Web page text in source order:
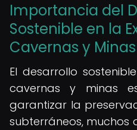
Importancia del
Sostenible en la
Cavernas y Minas
El desarrollo
cavernas y minas
garantizar la
subterráneos, muchos